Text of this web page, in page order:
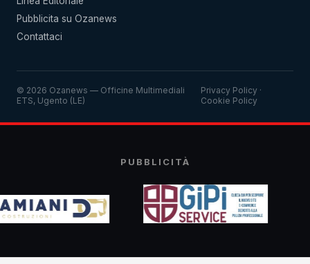
Pubblicita su Ozanews
Contattaci
© 2026 Ozanews — Officine Multimediali
ETS, Ugento (LE)
Privacy Policy ·
Cookie Policy
PUBBLICITÀ